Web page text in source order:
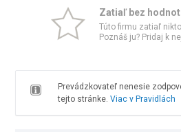
Zatiaľ bez
Túto firmu zatiaľ
Poznáš ju? Pridaj k
Prevádzkovateľ nenesie
tejto stránke. Viac v Pravidlách